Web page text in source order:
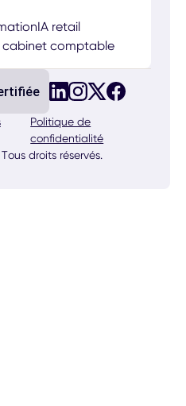
IA retail
cabinet comptable
droits réservés.
Politique de
confidentialité